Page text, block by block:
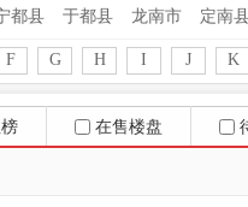
都县 于都县 龙南市 定南
F G H I J K
在售楼盘